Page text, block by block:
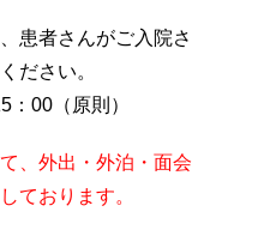
患者さんがご入院さ
ださい。
：00（原則）
、外出・外泊・面会
ております。